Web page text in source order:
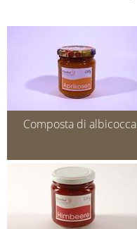
Composta di albicocca